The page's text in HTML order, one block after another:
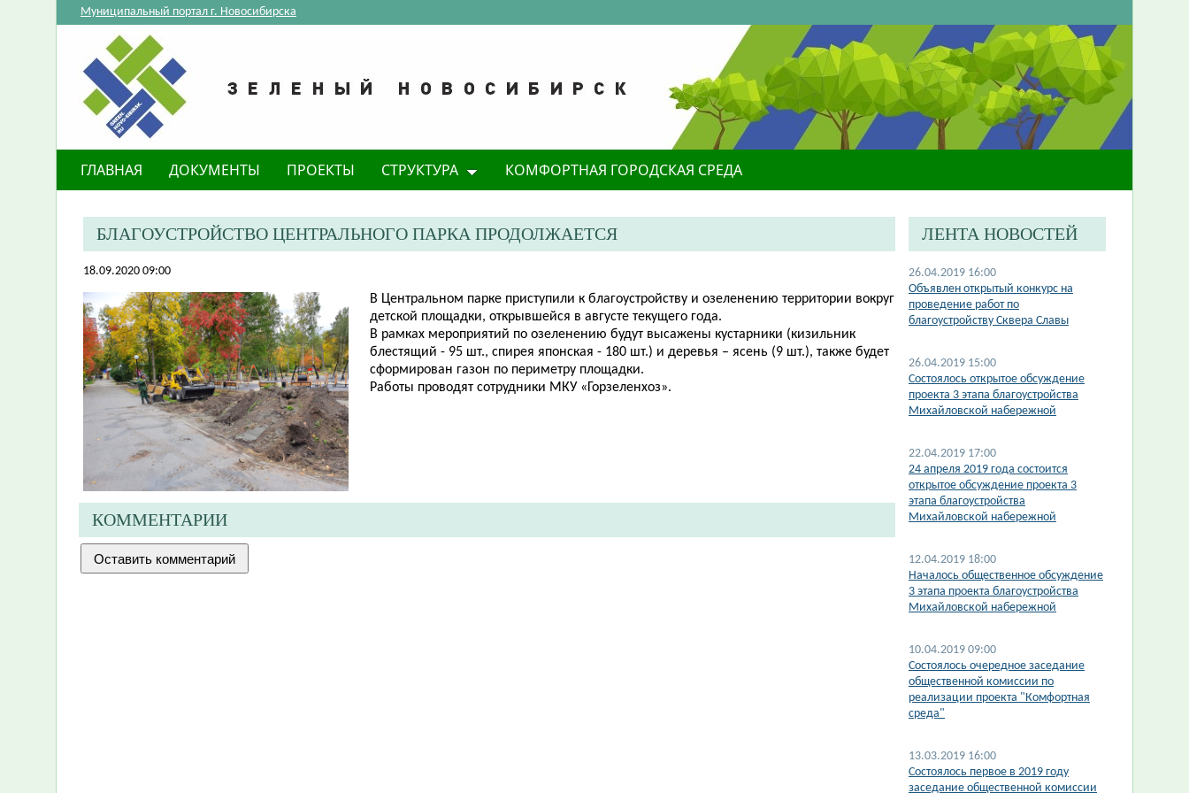
Муниципальный портал г. Новосибирска
ГЛАВНАЯ ДОКУМЕНТЫ ПРОЕКТЫ СТРУКТУРА КОМФОРТНАЯ ГОРОДСКАЯ СРЕДА
​БЛАГОУСТРОЙСТВО ЦЕНТРАЛЬНОГО ПАРКА ПРОДОЛЖАЕТСЯ
18.09.2020 09:00
В Центральном парке приступили к благоустройству и озеленению территории вокруг
детской площадки, открывшейся в августе текущего года.
В рамках мероприятий по озеленению будут высажены кустарники (кизильник
блестящий - 95 шт., спирея японская - 180 шт.) и деревья – ясень (9 шт.), также будет
сформирован газон по периметру площадки.
Работы проводят сотрудники МКУ «Горзеленхоз».​
КОММЕНТАРИИ
ЛЕНТА НОВОСТЕЙ
26.04.2019 16:00
Объявлен открытый конкурс на
проведение работ по
благоустройству Сквера Славы
26.04.2019 15:00
Состоялось открытое обсуждение
проекта 3 этапа благоустройства
Михайловской набережной
22.04.2019 17:00
24 апреля 2019 года состоится
открытое обсуждение проекта 3
этапа благоустройства
Михайловской набережной
12.04.2019 18:00
Началось общественное обсуждение
3 этапа проекта благоустройства
Михайловской набережной
10.04.2019 09:00
Состоялось очередное заседание
общественной комиссии по
реализации проекта "Комфортная
среда"
13.03.2019 16:00
Состоялось первое в 2019 году
заседание общественной комиссии